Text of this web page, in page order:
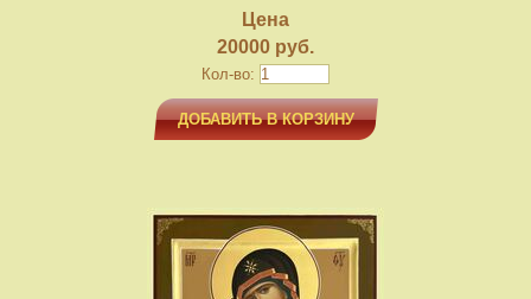
Цена
20000 руб.
Кол-во:
ДОБАВИТЬ В КОРЗИНУ